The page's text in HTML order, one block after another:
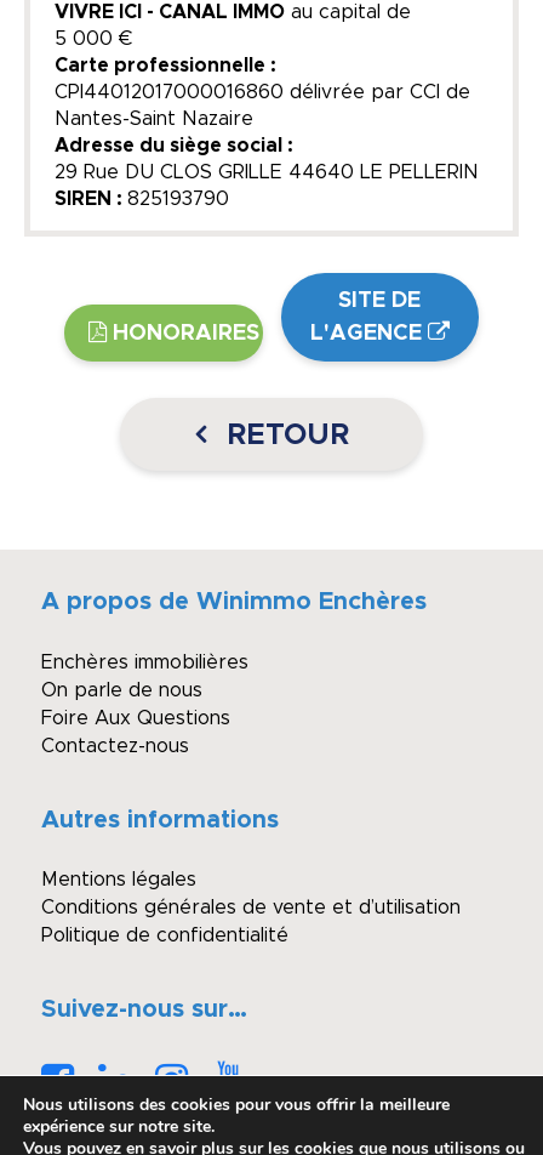
VIVRE ICI - CANAL IMMO au capital de
5 000 €
Carte professionnelle :
CPI44012017000016860 délivrée par CCI de
Nantes-Saint Nazaire
Adresse du siège social :
29 Rue DU CLOS GRILLE 44640 LE PELLERIN
SIREN : 825193790
HONORAIRES
SITE DE
L'AGENCE
RETOUR
A propos de Winimmo Enchères
Enchères immobilières
On parle de nous
Foire Aux Questions
Contactez-nous
Autres informations
Mentions légales
Conditions générales de vente et d’utilisation
Politique de confidentialité
Suivez-nous sur…
Nous utilisons des cookies pour vous offrir la meilleure
expérience sur notre site.
Vous pouvez en savoir plus sur les cookies que nous utilisons ou